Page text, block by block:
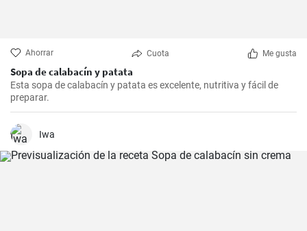
Ahorrar Cuota Me gusta
Sopa de calabacín y patata
Esta sopa de calabacín y patata es excelente, nutritiva y fácil de
preparar.
Iwa